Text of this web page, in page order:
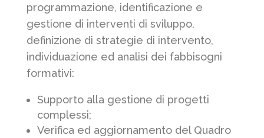
programmazione, identificazione e
gestione di interventi di sviluppo,
definizione di strategie di intervento,
individuazione ed analisi dei fabbisogni
formativi:
Supporto alla gestione di progetti
complessi;
Verifica ed aggiornamento del Quadro